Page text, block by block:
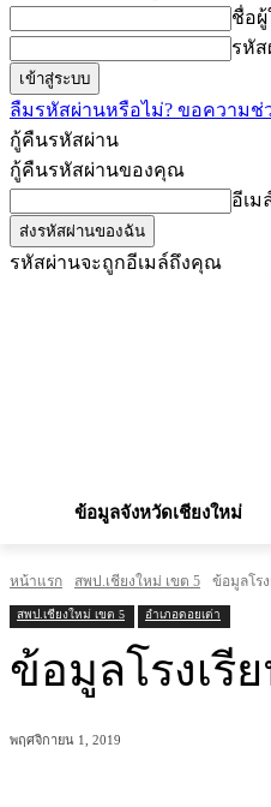
ชื่อ
รหั
ลืมรหัสผ่านหรือไม่? ขอความช่
กู้คืนรหัสผ่าน
กู้คืนรหัสผ่านของคุณ
อีเ
รหัสผ่านจะถูกอีเมล์ถึงคุณ
ข้อมูลจังหวัดเชียงใหม่
หน้าแรก สพป.เชียงใหม่ เขต 5 ข้อมูลโร
สพป.เชียงใหม่ เขต 5 อำเภอดอยเต่า
ข้อมูลโรงเรี
พฤศจิกายน 1, 2019